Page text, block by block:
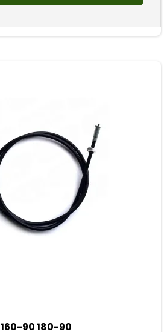
90 180-90